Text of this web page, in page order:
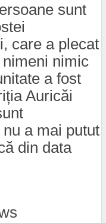
sunt
care a plecat
nimic
a fost
Auricăi
a mai putut
din data